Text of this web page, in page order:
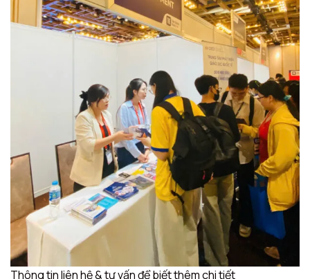
Thông tin liên hệ & tư vấn để biết thêm chi tiết